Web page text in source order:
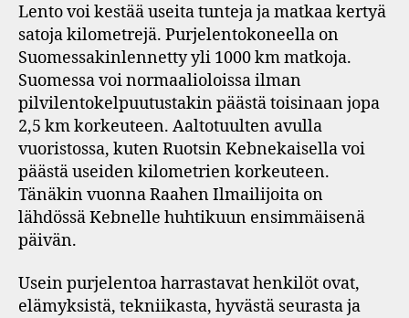
Lento voi kestää useita tunteja ja matkaa kertyä
satoja kilometrejä. Purjelentokoneella on
Suomessakinlennetty yli 1000 km matkoja.
Suomessa voi normaalioloissa ilman
pilvilentokelpuutustakin päästä toisinaan jopa
2,5 km korkeuteen. Aaltotuulten avulla
vuoristossa, kuten Ruotsin Kebnekaisella voi
päästä useiden kilometrien korkeuteen.
Tänäkin vuonna Raahen Ilmailijoita on
lähdössä Kebnelle huhtikuun ensimmäisenä
päivän.
Usein purjelentoa harrastavat henkilöt ovat,
elämyksistä, tekniikasta, hyvästä seurasta ja